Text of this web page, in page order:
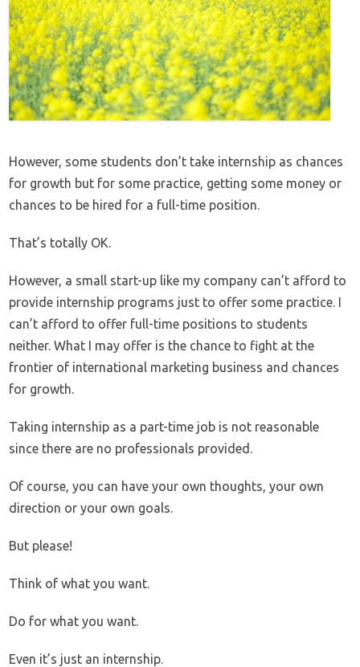
However, some students don’t take internship as chances
for growth but for some practice, getting some money or
chances to be hired for a full-time position.
That’s totally OK.
However, a small start-up like my company can’t afford to
provide internship programs just to offer some practice. I
can’t afford to offer full-time positions to students
neither. What I may offer is the chance to fight at the
frontier of international marketing business and chances
for growth.
Taking internship as a part-time job is not reasonable
since there are no professionals provided.
Of course, you can have your own thoughts, your own
direction or your own goals.
But please!
Think of what you want.
Do for what you want.
Even it’s just an internship.